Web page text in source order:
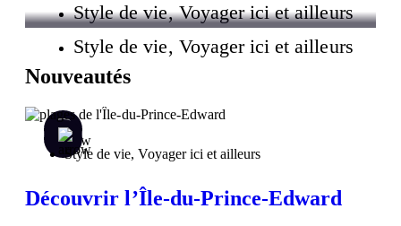
Style de vie,Voyager ici et ailleurs
Coup de coeur pour l’Hôtel & Spa Le Germain
Charlevoix
Style de vie, Voyager ici et ailleurs
Nouveautés
Style de vie,Voyager ici et ailleurs
Découvrir l’Île-du-Prince-Edward